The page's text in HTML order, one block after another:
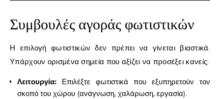
Συμβουλές αγοράς φωτιστικών
Η επιλογή φωτιστικών δεν πρέπει να γίνεται βιαστικά.
Υπάρχουν ορισμένα σημεία που αξίζει να προσέξει κανείς:
Λειτουργία: Επιλέξτε φωτιστικά που εξυπηρετούν τον
σκοπό του χώρου (ανάγνωση, χαλάρωση, εργασία).